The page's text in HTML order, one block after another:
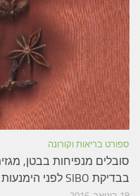
ספורט בריאות וקורונה
סובלים מנפיחות בבטן,
בבדיקת SIBO לפני הימנעות מסוכרים